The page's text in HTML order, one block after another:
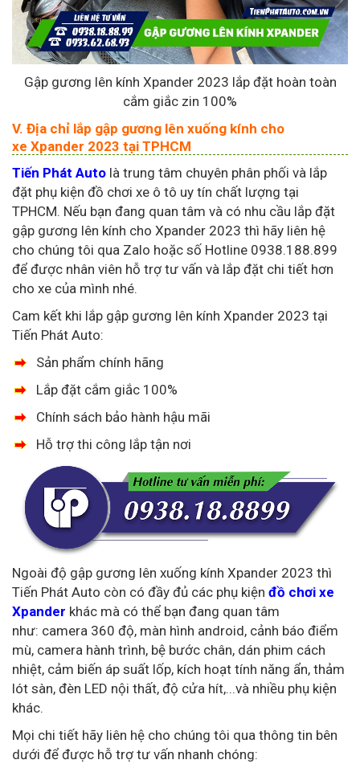
Gập gương lên kính Xpander 2023 lắp đặt hoàn toàn
cắm giắc zin 100%
V. Địa chỉ lắp gập gương lên xuống kính cho
xe Xpander 2023 tại TPHCM
Tiến Phát Auto là trung tâm chuyên phân phối và lắp
đặt phụ kiện đồ chơi xe ô tô uy tín chất lượng tại
TPHCM. Nếu bạn đang quan tâm và có nhu cầu lắp đặt
gập gương lên kính cho Xpander 2023 thì hãy liên hệ
cho chúng tôi qua Zalo hoặc số Hotline 0938.188.899
để được nhân viên hỗ trợ tư vấn và lắp đặt chi tiết hơn
cho xe của mình nhé.
Cam kết khi lắp gập gương lên kính Xpander 2023 tại
Tiến Phát Auto:
Sản phẩm chính hãng
Lắp đặt cắm giắc 100%
Chính sách bảo hành hậu mãi
Hỗ trợ thi công lắp tận nơi
Ngoài độ gập gương lên xuống kính Xpander 2023 thì
Tiến Phát Auto còn có đầy đủ các phụ kiện đồ chơi xe
Xpander khác mà có thể bạn đang quan tâm
như: camera 360 độ, màn hình android, cảnh báo điểm
mù, camera hành trình, bệ bước chân, dán phim cách
nhiệt, cảm biến áp suất lốp, kích hoạt tính năng ẩn, thảm
lót sàn, đèn LED nội thất, độ cửa hít,...và nhiều phụ kiện
khác.
Mọi chi tiết hãy liên hệ cho chúng tôi qua thông tin bên
dưới để được hỗ trợ tư vấn nhanh chóng: